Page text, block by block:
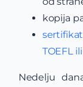
kopija
TOEFL
Nedelju